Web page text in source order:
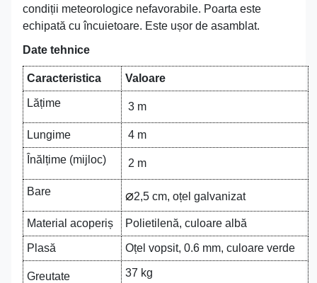
condiții meteorologice nefavorabile. Poarta este
echipată cu încuietoare. Este ușor de asamblat.
Date tehnice
Caracteristica Valoare
Lățime 3 m
Lungime 4 m
Înălțime (mijloc) 2 m
Bare ⌀2,5 cm, oțel galvanizat
Material acoperiș Polietilenă, culoare albă
Plasă Oțel vopsit, 0.6 mm, culoare verde
Greutate 37 kg